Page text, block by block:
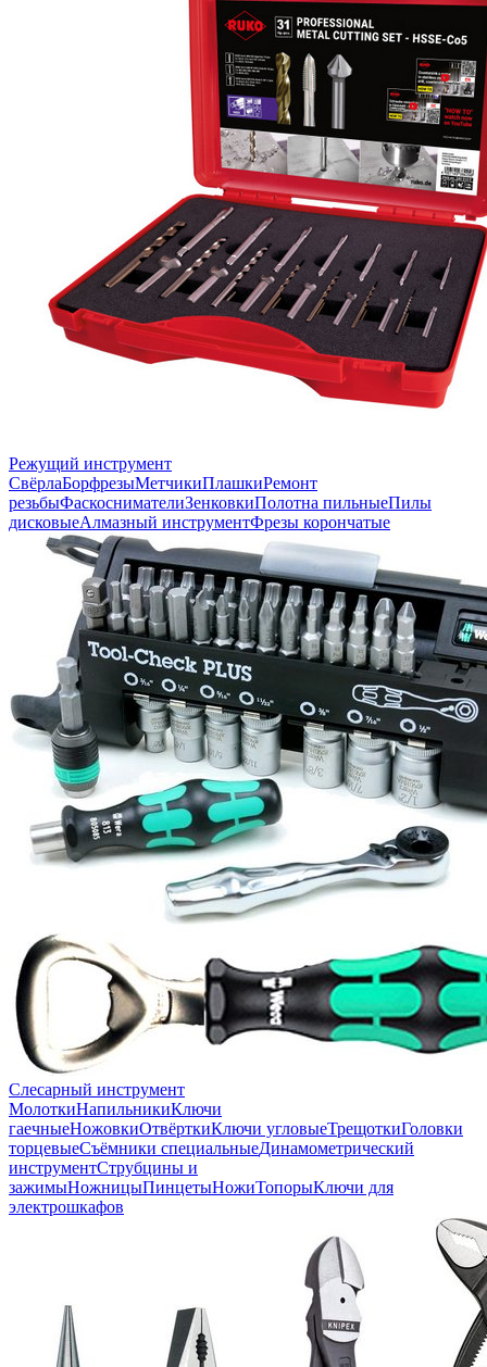
Режущий инструмент
СвёрлаБорфрезыМетчикиПлашкиРемонт
резьбыФаскоснимателиЗенковкиПолотна пильныеПилы
дисковыеАлмазный инструментФрезы корончатые
Слесарный инструмент
МолоткиНапильникиКлючи
гаечныеНожовкиОтвёрткиКлючи угловыеТрещоткиГоловки
торцевыеСъёмники специальныеДинамометрический
инструментСтрубцины и
зажимыНожницыПинцетыНожиТопорыКлючи для
электрошкафов